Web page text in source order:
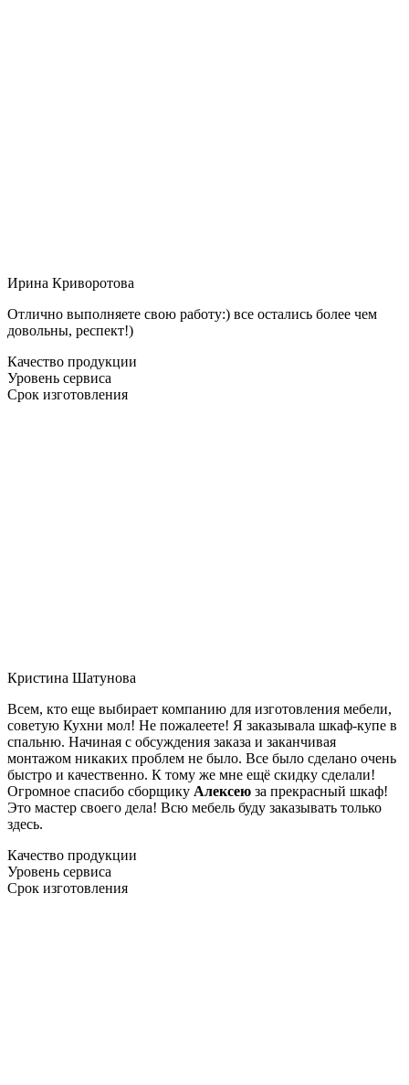
Ирина Криворотова
Отлично выполняете свою работу:) все остались более чем
довольны, респект!)
Качество продукции
Уровень сервиса
Срок изготовления
Кристина Шатунова
Всем, кто еще выбирает компанию для изготовления мебели,
советую Кухни мол! Не пожалеете! Я заказывала шкаф-купе в
спальню. Начиная с обсуждения заказа и заканчивая
монтажом никаких проблем не было. Все было сделано очень
быстро и качественно. К тому же мне ещё скидку сделали!
Огромное спасибо сборщику Алексею за прекрасный шкаф!
Это мастер своего дела! Всю мебель буду заказывать только
здесь.
Качество продукции
Уровень сервиса
Срок изготовления